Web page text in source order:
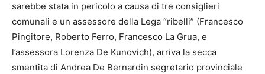
sarebbe stata in pericolo a causa di tre consiglieri
comunali e un assessore della Lega “ribelli” (Francesco
Pingitore, Roberto Ferro, Francesco La Grua, e
l’assessora Lorenza De Kunovich), arriva la secca
smentita di Andrea De Bernardin segretario provinciale